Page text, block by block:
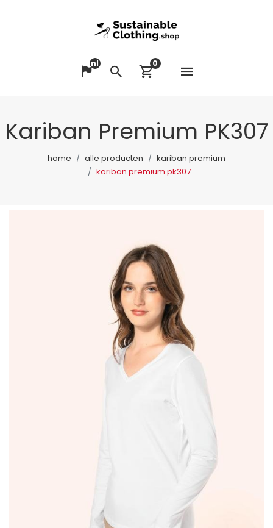
Taal veranderen
nl
ZoekenWinkelwagen
0
Kariban Premium PK307
home alle producten
kariban premium
kariban premium pk307